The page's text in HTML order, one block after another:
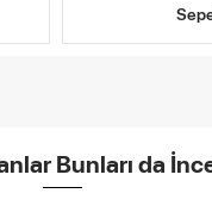
Bunları da